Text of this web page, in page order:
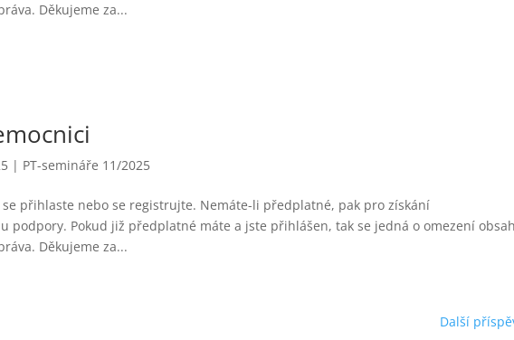
Děkujeme za...
| PT-semináře 11/2025
přihlaste nebo se registrujte. Nemáte-li předplatné, pak pro získání
podpory. Pokud již předplatné máte a jste přihlášen, tak se jedná o omezení
Děkujeme za...
Další